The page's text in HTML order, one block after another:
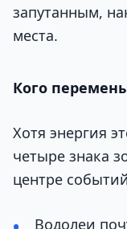
запутанным,
места.
Кого
Хотя энергия
четыре знака
центре
Водолеи